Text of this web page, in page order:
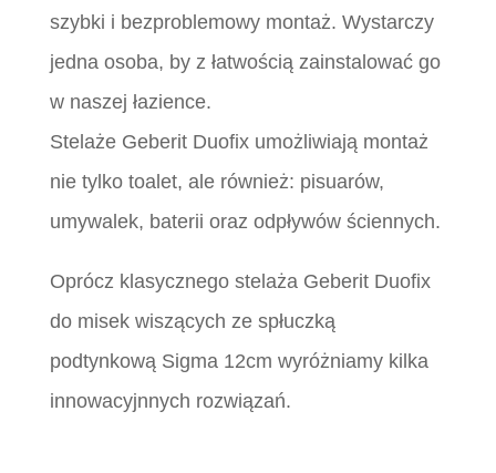
szybki i bezproblemowy montaż. Wystarczy
jedna osoba, by z łatwością zainstalować go
w naszej łazience.
Stelaże Geberit Duofix umożliwiają montaż
nie tylko toalet, ale również: pisuarów,
umywalek, baterii oraz odpływów ściennych.
Oprócz klasycznego stelaża Geberit Duofix
do misek wiszących ze spłuczką
podtynkową Sigma 12cm wyróżniamy kilka
innowacyjnnych rozwiązań.